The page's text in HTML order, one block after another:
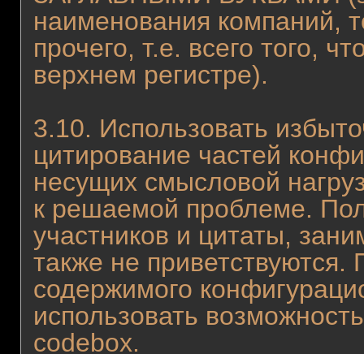
наименования компаний,
прочего, т.е. всего того,
верхнем регистре).
3.10. Использовать
цитирование частей
несущих смысловой
к решаемой проблеме.
участников и цитаты,
также не
содержимого
использовать
codebox.